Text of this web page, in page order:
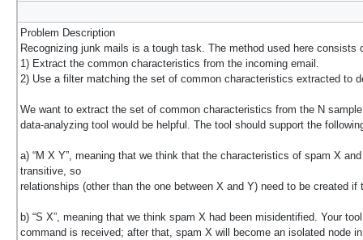
Problem Description
Recognizing junk mails is a tough task. The method used here consists
1) Extract the common characteristics from the incoming email.
2) Use a filter matching the set of common characteristics extracted to
We want to extract the set of common characteristics from the N
data-analyzing tool would be helpful. The tool should support the
a) “M X Y”, meaning that we think that the characteristics of spam X
transitive, so
relationships (other than the one between X and Y) need to be created
b) “S X”, meaning that we think spam X had been misidentified. Your
command is received; after that, spam X will become an isolated node